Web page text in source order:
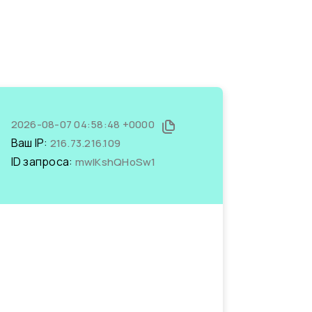
2026-08-07 04:58:48 +0000
Ваш IP: 216.73.216.109
ID запроса: mwIKshQHoSw1